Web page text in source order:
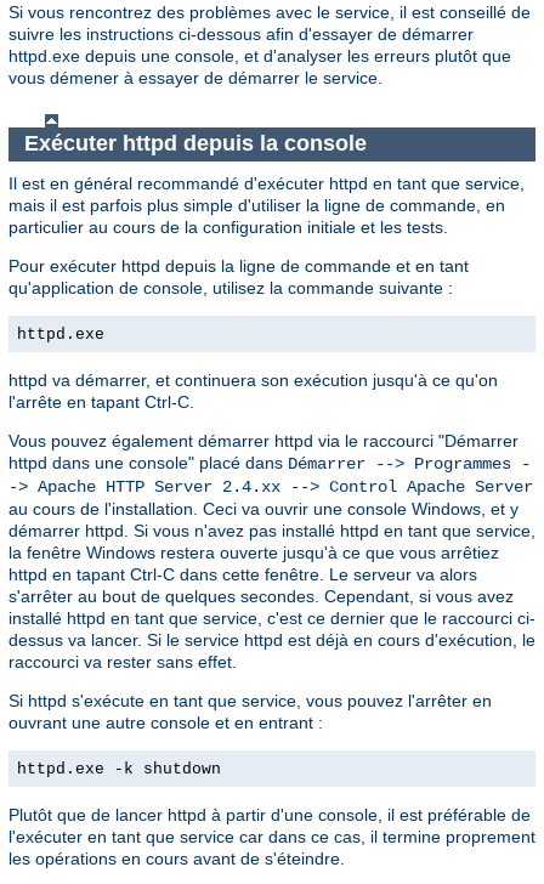
Si vous rencontrez des problèmes avec le service, il est conseillé de
suivre les instructions ci-dessous afin d'essayer de démarrer
httpd.exe depuis une console, et d'analyser les erreurs plutôt que
vous démener à essayer de démarrer le service.
Exécuter httpd depuis la console
Il est en général recommandé d'exécuter httpd en tant que service,
mais il est parfois plus simple d'utiliser la ligne de commande, en
particulier au cours de la configuration initiale et les tests.
Pour exécuter httpd depuis la ligne de commande et en tant
qu'application de console, utilisez la commande suivante :
httpd.exe
httpd va démarrer, et continuera son exécution jusqu'à ce qu'on
l'arrête en tapant Ctrl-C.
Vous pouvez également démarrer httpd via le raccourci "Démarrer
httpd dans une console" placé dans Démarrer --> Programmes -
-> Apache HTTP Server 2.4.xx --> Control Apache Server
au cours de l'installation. Ceci va ouvrir une console Windows, et y
démarrer httpd. Si vous n'avez pas installé httpd en tant que service,
la fenêtre Windows restera ouverte jusqu'à ce que vous arrêtiez
httpd en tapant Ctrl-C dans cette fenêtre. Le serveur va alors
s'arrêter au bout de quelques secondes. Cependant, si vous avez
installé httpd en tant que service, c'est ce dernier que le raccourci ci-
dessus va lancer. Si le service httpd est déjà en cours d'exécution, le
raccourci va rester sans effet.
Si httpd s'exécute en tant que service, vous pouvez l'arrêter en
ouvrant une autre console et en entrant :
httpd.exe -k shutdown
Plutôt que de lancer httpd à partir d'une console, il est préférable de
l'exécuter en tant que service car dans ce cas, il termine proprement
les opérations en cours avant de s'éteindre.